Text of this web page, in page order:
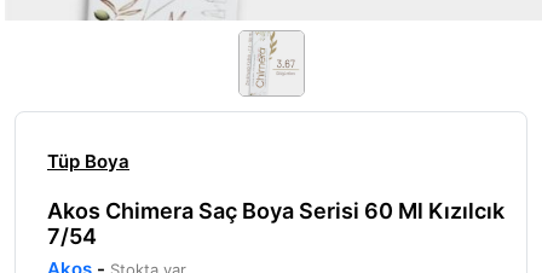
Tüp Boya
Akos Chimera Saç Boya Serisi 60 Ml Kızılcık
7/54